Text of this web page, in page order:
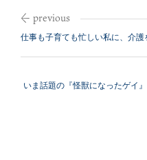
仕事も子育ても忙しい私に、介
いま話題の『怪獣になったゲイ